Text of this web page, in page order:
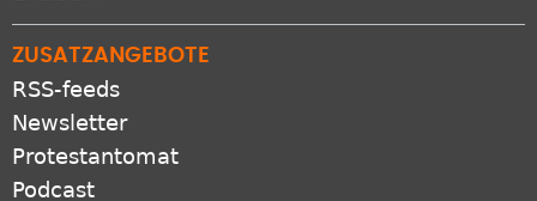
ZUSATZANGEBOTE
RSS-feeds
Newsletter
Protestantomat